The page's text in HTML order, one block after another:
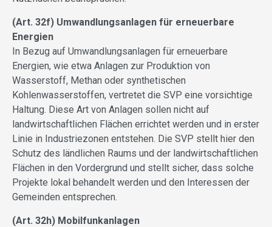
(Art. 32f) Umwandlungsanlagen für erneuerbare
Energien
In Bezug auf Umwandlungsanlagen für erneuerbare
Energien, wie etwa Anlagen zur Produktion von
Wasserstoff, Methan oder synthetischen
Kohlenwasserstoffen, vertretet die SVP eine vorsichtige
Haltung. Diese Art von Anlagen sollen nicht auf
landwirtschaftlichen Flächen errichtet werden und in erster
Linie in Industriezonen entstehen. Die SVP stellt hier den
Schutz des ländlichen Raums und der landwirtschaftlichen
Flächen in den Vordergrund und stellt sicher, dass solche
Projekte lokal behandelt werden und den Interessen der
Gemeinden entsprechen.
(Art. 32h) Mobilfunkanlagen